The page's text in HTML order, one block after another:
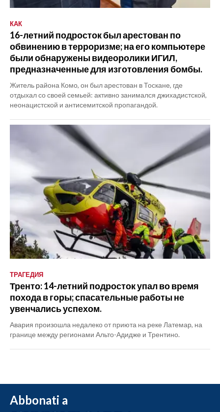
КАК
16-летний подросток был арестован по
обвинению в терроризме; на его компьютере
были обнаружены видеоролики ИГИЛ,
предназначенные для изготовления бомбы.
Житель района Комо, он был арестован в Тоскане, где
отдыхал со своей семьей: активно занимался джихадистской,
неонацистской и антисемитской пропагандой.
ТРАГЕДИЯ
Тренто: 14-летний подросток упал во время
похода в горы; спасательные работы не
увенчались успехом.
Авария произошла недалеко от приюта на реке Латемар, на
границе между регионами Альто-Адидже и Трентино.
Abbonati a